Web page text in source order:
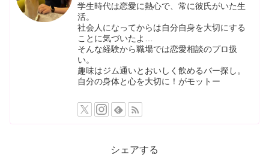
学生時代は恋愛に熱心で、常に彼氏がいた生
活。
社会人になってからは自分自身を大切にする
ことに気づいたよ…
そんな経験から職場では恋愛相談のプロ扱
い。
趣味はジム通いとおいしく飲めるバー探し。
自分の身体と心を大切に！がモットー
シェアする